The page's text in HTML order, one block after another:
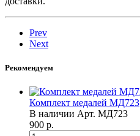
Prev
Next
Рекомендуем
Комплект медалей МД723
В наличии Арт. МД723
900 р.